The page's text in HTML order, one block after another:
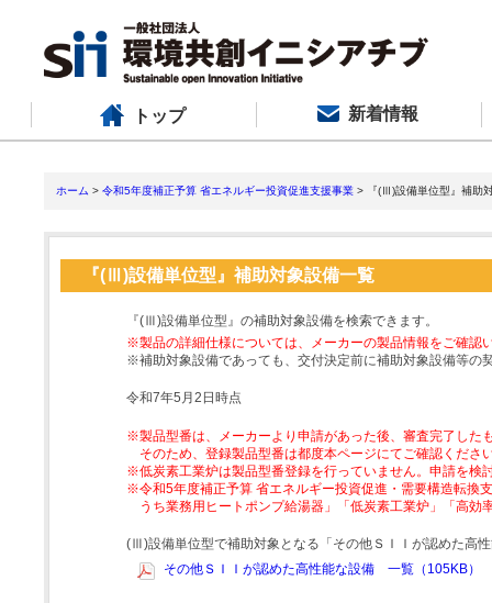
トップ 新着情報
ホーム > 令和5年度補正予算 省エネルギー投資促進支援事業 > 『(Ⅲ)設備単位型』補助
『(Ⅲ)設備単位型』補助対象設備一覧
『(Ⅲ)設備単位型』の補助対象設備を検索できます。
※製品の詳細仕様については、メーカーの製品情報をご確認
※補助対象設備であっても、交付決定前に補助対象設備等の
令和7年5月2日時点
※製品型番は、メーカーより申請があった後、審査完了した
そのため、登録製品型番は都度本ページにてご確認くださ
※低炭素工業炉は製品型番登録を行っていません。申請を検
※令和5年度補正予算 省エネルギー投資促進・需要構造転換
うち業務用ヒートポンプ給湯器」「低炭素工業炉」「高
(Ⅲ)設備単位型で補助対象となる「その他ＳＩＩが認めた高
その他ＳＩＩが認めた高性能な設備 一覧（105KB）